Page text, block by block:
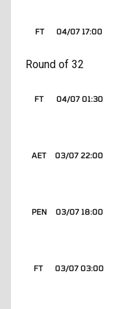
04/07 17:00
FT
Round of 32
04/07 01:30
FT
03/07 22:00
AET
03/07 18:00
PEN
03/07 03:00
FT